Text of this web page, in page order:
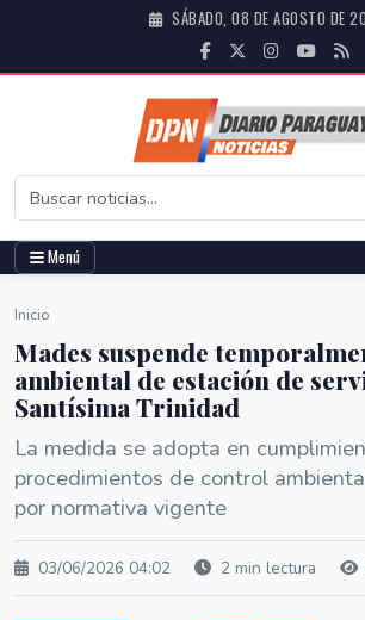
SÁBADO, 08 DE AGOSTO DE
Menú
Inicio
Mades suspende
ambiental de estación de
Santísima Trinidad
La medida se adopta en
procedimientos de control
por normativa vigente
03/06/2026 04:02 2 min lectura